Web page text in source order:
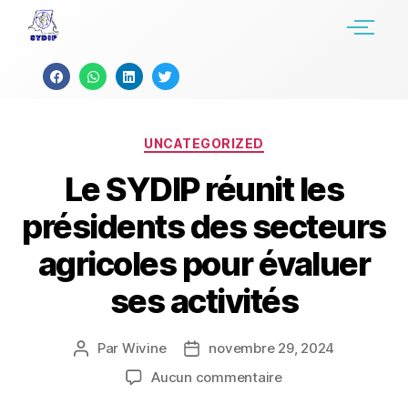
UNCATEGORIZED
Le SYDIP réunit les
présidents des secteurs
agricoles pour évaluer
ses activités
Par Wivine
novembre 29, 2024
Aucun commentaire